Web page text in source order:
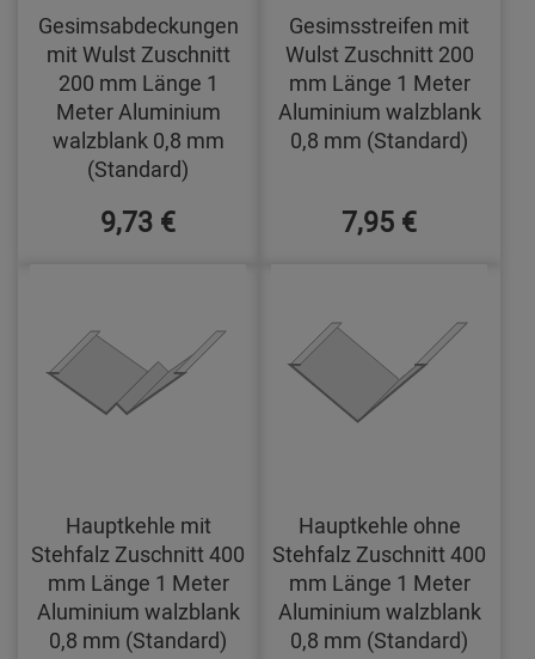
Gesimsabdeckungen
mit Wulst Zuschnitt
200 mm Länge 1
Meter Aluminium
walzblank 0,8 mm
(Standard)
9,73 €
Gesimsstreifen mit
Wulst Zuschnitt 200
mm Länge 1 Meter
Aluminium walzblank
0,8 mm (Standard)
7,95 €
Hauptkehle mit
Stehfalz Zuschnitt 400
mm Länge 1 Meter
Aluminium walzblank
0,8 mm (Standard)
Hauptkehle ohne
Stehfalz Zuschnitt 400
mm Länge 1 Meter
Aluminium walzblank
0,8 mm (Standard)